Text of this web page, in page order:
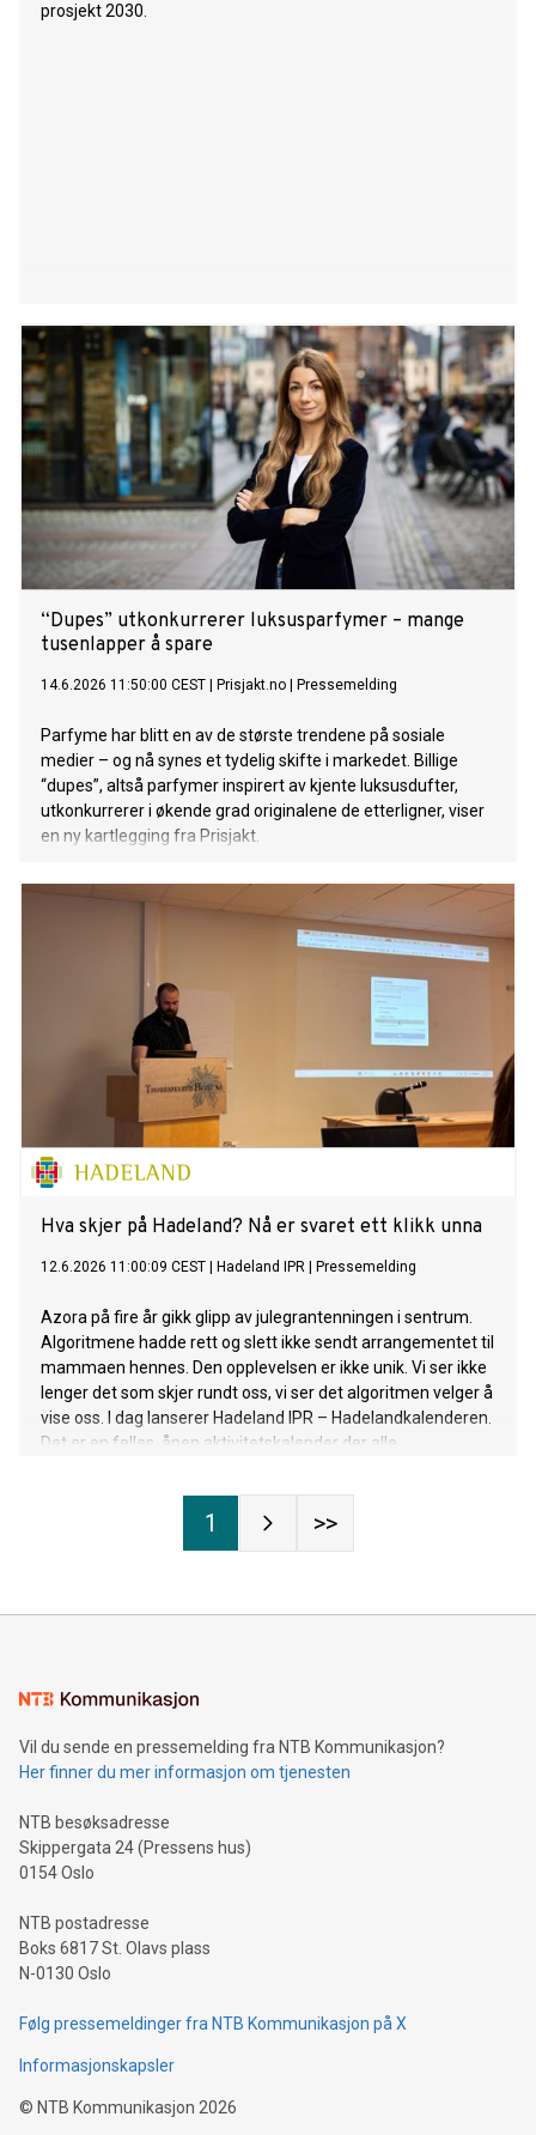
prosjekt 2030.
“Dupes” utkonkurrerer luksusparfymer – mange
tusenlapper å spare
14.6.2026 11:50:00 CEST Prisjakt.no Pressemelding
Parfyme har blitt en av de største trendene på sosiale
medier – og nå synes et tydelig skifte i markedet. Billige
“dupes”, altså parfymer inspirert av kjente luksusdufter,
utkonkurrerer i økende grad originalene de etterligner, viser
en ny kartlegging fra Prisjakt.
Hva skjer på Hadeland? Nå er svaret ett klikk unna
12.6.2026 11:00:09 CEST Hadeland IPR Pressemelding
Azora på fire år gikk glipp av julegrantenningen i sentrum.
Algoritmene hadde rett og slett ikke sendt arrangementet til
mammaen hennes. Den opplevelsen er ikke unik. Vi ser ikke
lenger det som skjer rundt oss, vi ser det algoritmen velger å
vise oss. I dag lanserer Hadeland IPR – Hadelandkalenderen.
Det er en felles, åpen aktivitetskalender der alle
algoritmer som bestemmer hvem som får se hva.
1 >>
Vil du sende en pressemelding fra NTB Kommunikasjon?
Her finner du mer informasjon om tjenesten
NTB besøksadresse
Skippergata 24 (Pressens hus)
0154 Oslo
NTB postadresse
Boks 6817 St. Olavs plass
N-0130 Oslo
Følg pressemeldinger fra NTB Kommunikasjon på X
Informasjonskapsler
© NTB Kommunikasjon 2026